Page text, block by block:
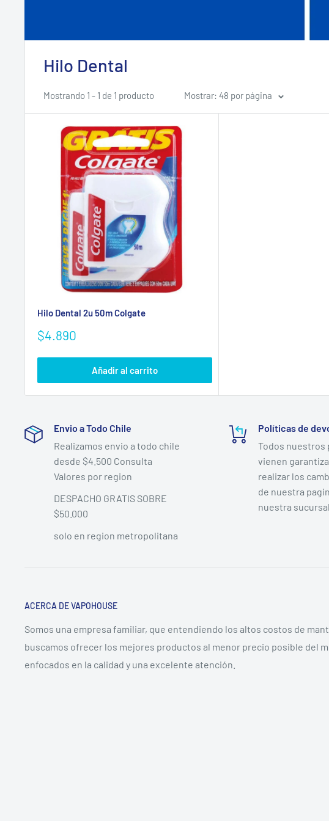
Hilo Dental
Mostrando 1 - 1 de 1 producto Mostrar: 48 por página
Hilo Dental 2u 50m Colgate
Precio
venta
$4.890
Añadir al carrito
Envio a Todo Chile
Realizamos envio a todo chile
desde $4.500 Consulta
Valores por region
DESPACHO GRATIS SOBRE
$50.000
solo en region metropolitana
Políticas de
Todos nuestros
vienen
realizar los
de nuestra
nuestra sucursal
ACERCA DE VAPOHOUSE
Somos una empresa familiar, que entendiendo los altos costos de
buscamos ofrecer los mejores productos al menor precio posible del
enfocados en la calidad y una excelente atención.
Se
Inicie sesión
deseos y